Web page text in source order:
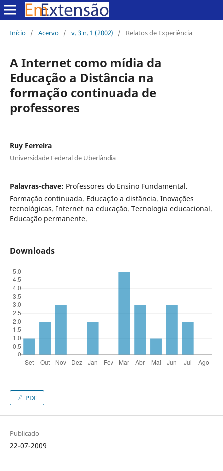
Início / Acervo / v. 3 n. 1 (2002) / Relatos de Experiência
A Internet como mídia da
Educação a Distância na
formação continuada de
professores
Ruy Ferreira
Universidade Federal de Uberlândia
Palavras-chave: Professores do Ensino Fundamental.
Formação continuada. Educação a distância. Inovações
tecnológicas. Internet na educação. Tecnologia educacional.
Educação permanente.
Downloads
PDF
Publicado
22-07-2009